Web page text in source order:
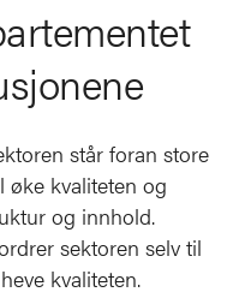
står foran store
øke kvaliteten og
og innhold.
sektoren selv til
kvaliteten.